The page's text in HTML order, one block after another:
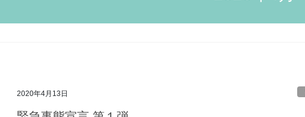
2020年4月13日